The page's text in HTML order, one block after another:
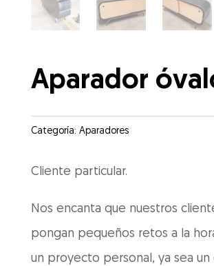
Aparador
Categoría: Aparadores
Cliente particular.
Nos encanta que nuestros
pongan pequeños retos a la
un proyecto personal, ya sea un